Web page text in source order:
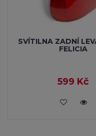
Superb (II) 08-15(173)
SVÍTILNA ZADNÍ
FELICIA
599 Kč
VLOŽIT DO